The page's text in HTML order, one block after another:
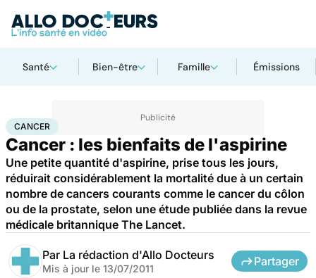
Santé Bien-être Famille Émissions
AccueilSanté Cancer
CANCER
Cancer : les bienfaits de l'aspirine
Une petite quantité d'aspirine, prise tous les jours,
réduirait considérablement la mortalité due à un certain
nombre de cancers courants comme le cancer du côlon
ou de la prostate, selon une étude publiée dans la revue
médicale britannique The Lancet.
Par La rédaction d'Allo Docteurs
Mis à jour le 13/07/2011
Partager